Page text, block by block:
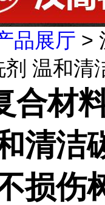
品展厅 >
温和清
合材
清洁
损伤